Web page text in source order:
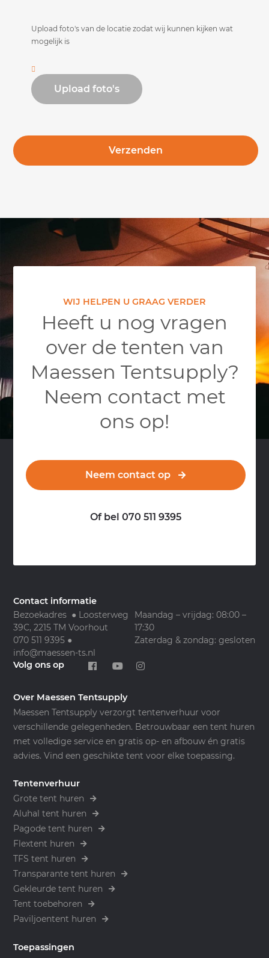
Upload foto's van de locatie zodat wij kunnen kijken wat
mogelijk is
WIJ HELPEN U GRAAG VERDER
Heeft u nog vragen
over de tenten van
Maessen Tentsupply?
Neem contact met
ons op!
Neem contact op
Of bel 070 511 9395
Contact informatie
Bezoekadres ● Loosterweg
39C, 2215 TM Voorhout
070 511 9395 ●
info@maessen-ts.nl
Maandag – vrijdag: 08:00 –
17:30
Zaterdag & zondag: gesloten
Volg ons op
Over Maessen Tentsupply
Maessen Tentsupply verzorgt tentenverhuur voor
verschillende gelegenheden. Betrouwbaar een tent huren
met volledige service en gratis op- en afbouw én gratis
advies. Vind een geschikte tent voor elke toepassing.
Tentenverhuur
Grote tent huren
Aluhal tent huren
Pagode tent huren
Flextent huren
TFS tent huren
Transparante tent huren
Gekleurde tent huren
Tent toebehoren
Paviljoentent huren
Toepassingen